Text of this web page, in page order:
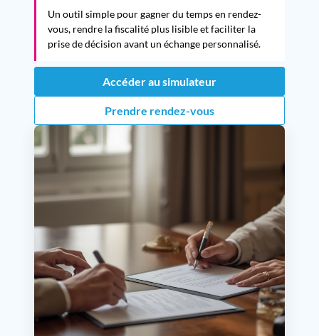
Un outil simple pour gagner du temps en rendez-
vous, rendre la fiscalité plus lisible et faciliter la
prise de décision avant un échange personnalisé.
Accéder au simulateur
Prendre rendez-vous